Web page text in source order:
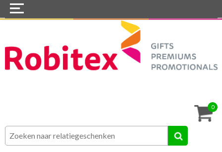
0
Webshops
Textiel